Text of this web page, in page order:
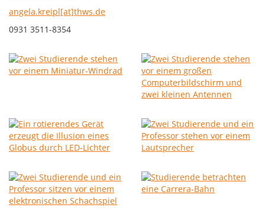
angela.kreipl[at]thws.de
0931 3511-8354